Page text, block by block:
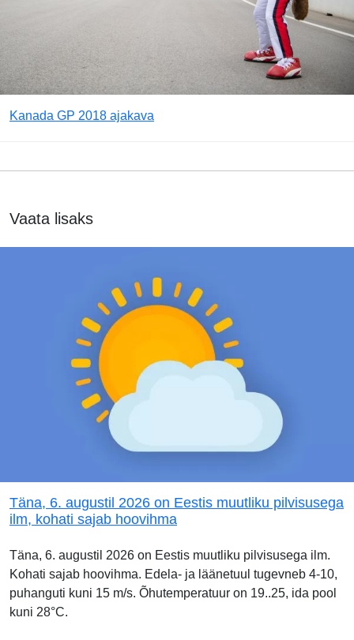
Kanada GP 2018 ajakava
Vaata lisaks
Täna, 6. augustil 2026 on Eestis muutliku pilvisusega
ilm, kohati sajab hoovihma
Täna, 6. augustil 2026 on Eestis muutliku pilvisusega ilm.
Kohati sajab hoovihma. Edela- ja läänetuul tugevneb 4-10,
puhanguti kuni 15 m/s. Õhutemperatuur on 19..25, ida pool
kuni 28°C.